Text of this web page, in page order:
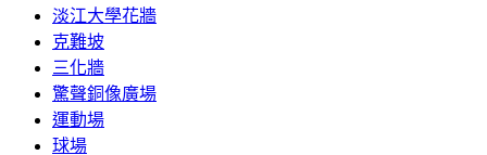
淡江大學花牆
克難坡
三化牆
驚聲銅像廣場
運動場
球場